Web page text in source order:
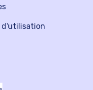
d'utilisation